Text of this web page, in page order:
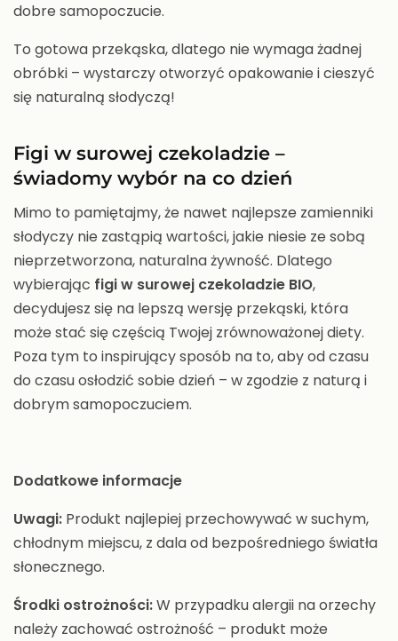
dobre samopoczucie.
To gotowa przekąska, dlatego nie wymaga żadnej
obróbki – wystarczy otworzyć opakowanie i cieszyć
się naturalną słodyczą!
Figi w surowej czekoladzie –
świadomy wybór na co dzień
Mimo to pamiętajmy, że nawet najlepsze zamienniki
słodyczy nie zastąpią wartości, jakie niesie ze sobą
nieprzetworzona, naturalna żywność. Dlatego
wybierając figi w surowej czekoladzie BIO,
decydujesz się na lepszą wersję przekąski, która
może stać się częścią Twojej zrównoważonej diety.
Poza tym to inspirujący sposób na to, aby od czasu
do czasu osłodzić sobie dzień – w zgodzie z naturą i
dobrym samopoczuciem.
Dodatkowe informacje
Uwagi: Produkt najlepiej przechowywać w suchym,
chłodnym miejscu, z dala od bezpośredniego światła
słonecznego.
Środki ostrożności:W przypadku alergii na orzechy
należy zachować ostrożność – produkt może